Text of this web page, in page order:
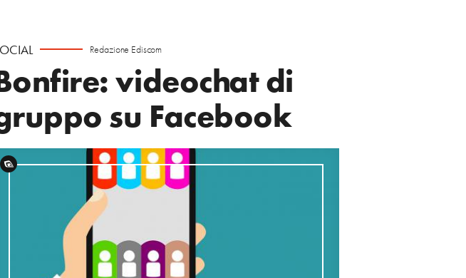
Redazione Ediscom
videochat di
su Facebook